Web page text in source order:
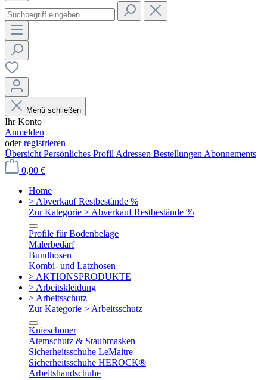
Menü schließen
Ihr Konto
Anmelden
oderregistrieren
Übersicht Persönliches Profil Adressen Bestellungen Abonnements
0,00 €
Home
> Abverkauf Restbestände %
Zur Kategorie > Abverkauf Restbestände %
Profile für Bodenbeläge
Malerbedarf
Bundhosen
Kombi- und Latzhosen
> AKTIONSPRODUKTE
> Arbeitskleidung
> Arbeitsschutz
Zur Kategorie > Arbeitsschutz
Knieschoner
Atemschutz & Staubmasken
Sicherheitsschuhe LeMaitre
Sicherheitsschuhe HEROCK®
Arbeitshandschuhe